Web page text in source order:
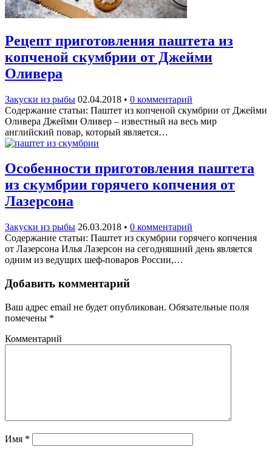
Рецепт приготовления паштета из
копченой скумбрии от Джейми
Оливера
Закуски из рыбы 02.04.2018 • 0 комментарий
Содержание статьи: Паштет из копченой скумбрии от Джейми
Оливера Джейми Оливер – известный на весь мир
английский повар, который является…
Особенности приготовления паштета
из скумбрии горячего копчения от
Лазерсона
Закуски из рыбы 26.03.2018 • 0 комментарий
Содержание статьи: Паштет из скумбрии горячего копчения
от Лазерсона Илья Лазерсон на сегодняшний день является
одним из ведущих шеф-поваров России,…
Добавить комментарий
Ваш адрес email не будет опубликован. Обязательные поля
помечены *
Комментарий
Имя *